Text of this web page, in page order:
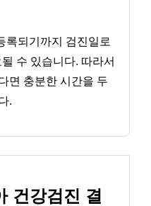
록되기까지 검진일로
수 있습니다. 따라서
면 충분한 시간을 두
.
건강검진 결